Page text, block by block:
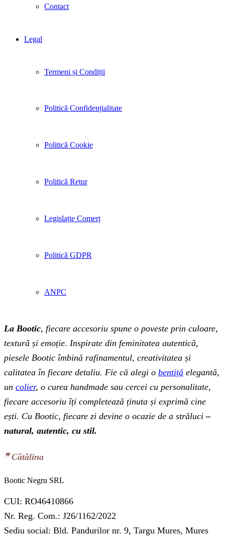
Contact
Legal
Termeni și Condiții
Politică Confidențialitate
Politică Cookie
Politică Retur
Legislație Comerț
Politică GDPR
ANPC
La Bootic, fiecare accesoriu spune o poveste prin culoare,
textură și emoție. Inspirate din feminitatea autentică,
piesele Bootic îmbină rafinamentul, creativitatea și
calitatea în fiecare detaliu. Fie că alegi o bentiță elegantă,
un colier, o curea handmade sau cercei cu personalitate,
fiecare accesoriu îți completează ținuta și exprimă cine
ești. Cu Bootic, fiecare zi devine o ocazie de a străluci –
natural, autentic, cu stil.
❞‬ Cătălina
Bootic Negru SRL
CUI: RO46410866
Nr. Reg. Com.: J26/1162/2022
Sediu social: Bld. Pandurilor nr. 9, Targu Mures, Mures